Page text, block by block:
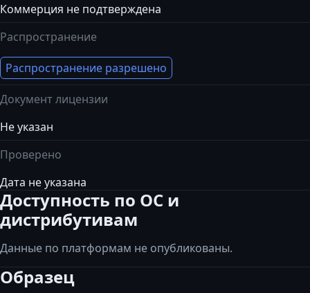
Коммерция не подтверждена
Распространение
Распространение разрешено
Документ лицензии
Не указан
Проверено
Дата не указана
Доступность по ОС и
дистрибутивам
Данные по платформам не опубликованы.
Образец